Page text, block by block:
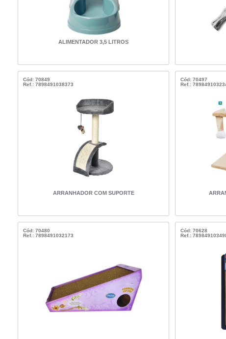
ALIMENTADOR 3,5 LITROS
Cód: 70849
Ref.: 7898491038373
ARRANHADOR COM SUPORTE
Cód: 70497
Ref.:
Cód: 70480
Ref.: 7898491032173
Cód: 70628
Ref.: